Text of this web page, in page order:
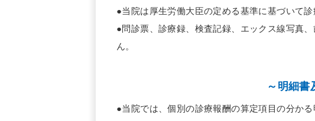
●当院は厚生労働大臣の定める基準に基づいて
●問診票、診療録、検査記録、エックス線写真
ん。
～明細書
●当院では、個別の診療報酬の算定項目の分か